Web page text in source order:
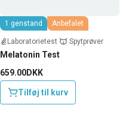
1 genstand Anbefalet
Laboratorietest Spytprøver
Melatonin Test
659.00DKK
Tilføj til kurv